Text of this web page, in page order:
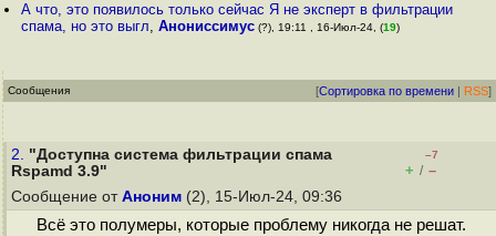
А что, это появилось только сейчас Я не эксперт в фильтрации
спама, но это выгл,Анониссимус (?), 19:11 , 16-Июл-24, (19)
Сообщения [Сортировка по времени | RSS]
2. "Доступна система фильтрации спама
Rspamd 3.9"
–7
+ / –
Сообщение от Аноним (2), 15-Июл-24, 09:36
Всё это полумеры, которые проблему никогда не решат.